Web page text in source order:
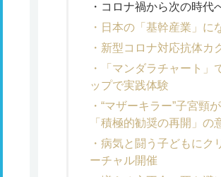
コロナ禍から次の時
日本の「基幹産業」
新型コロナ対応抗体カ
「マンダラチャート
ップで実践体験
“マザーキラー”子宮頸
「積極的勧奨の再開」の
病気と闘う子どもにク
ーチャル開催